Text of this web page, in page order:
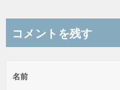
ビ
ー
コメントを残す
名前